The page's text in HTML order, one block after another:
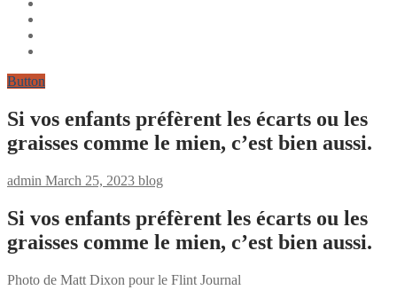
Button
Si vos enfants préfèrent les écarts ou les
graisses comme le mien, c’est bien aussi.
admin March 25, 2023 blog
Si vos enfants préfèrent les écarts ou les
graisses comme le mien, c’est bien aussi.
Photo de Matt Dixon pour le Flint Journal